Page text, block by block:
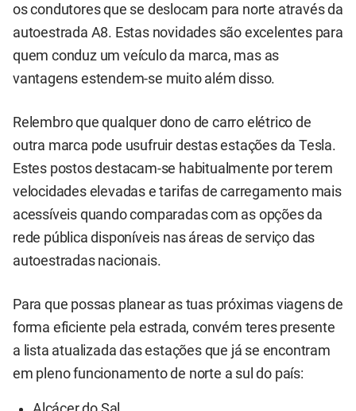
os condutores que se deslocam para norte através da
autoestrada A8. Estas novidades são excelentes para
quem conduz um veículo da marca, mas as
vantagens estendem-se muito além disso.
Relembro que qualquer dono de carro elétrico de
outra marca pode usufruir destas estações da Tesla.
Estes postos destacam-se habitualmente por terem
velocidades elevadas e tarifas de carregamento mais
acessíveis quando comparadas com as opções da
rede pública disponíveis nas áreas de serviço das
autoestradas nacionais.
Para que possas planear as tuas próximas viagens de
forma eficiente pela estrada, convém teres presente
a lista atualizada das estações que já se encontram
em pleno funcionamento de norte a sul do país: